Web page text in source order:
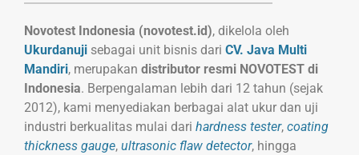
Novotest Indonesia (novotest.id), dikelola oleh
Ukurdanuji sebagai unit bisnis dari CV. Java Multi
Mandiri, merupakan distributor resmi NOVOTEST di
Indonesia. Berpengalaman lebih dari 12 tahun (sejak
2012), kami menyediakan berbagai alat ukur dan uji
industri berkualitas mulai dari hardness tester, coating
thickness gauge, ultrasonic flaw detector, hingga